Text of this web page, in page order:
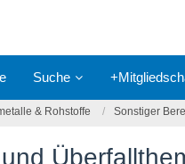
Suche
& Rohstoffe Sonstiger